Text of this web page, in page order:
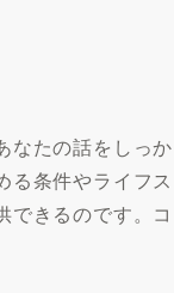
なたの話をしっか
る条件やライフス
できるのです。コ